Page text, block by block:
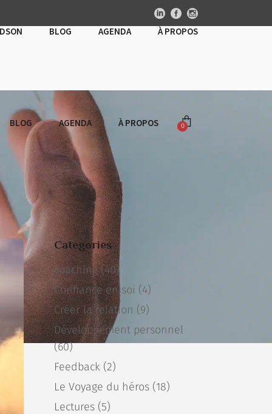
BLOG AGENDA À PROPOS 0
Panier vide
BLOG AGENDA À PROPOS
Categories
coaching(40)
Confiance en soi (4)
Créer la relation (9)
Développement personnel
(60)
Feedback(2)
Le Voyage du héros(18)
Lectures(5)